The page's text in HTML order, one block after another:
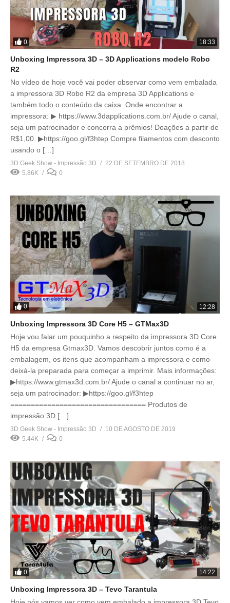
0 18:33
Unboxing Impressora 3D – 3D Applications modelo Robo
R2
No vídeo de hoje você vai poder observar como vem embalada
a impressora 3D Robo R2 da empresa 3D Applications e
também todo o conteúdo da caixa. Onde encontrar a
impressora: ▶ https://www.3dapplications.com.br/ Ajude o canal,
seja um patrocinador e concorra a prêmios! Doações a partir de
R$1,00. ▶https://goo.gl/f3htep Compre filamentos com desconto
usando o […]
3D Geek Show - Impressão 3D
22 DE SETEMBRO DE 2018
5.86K
0
0 12:28
Unboxing Impressora 3D Core H5 – GTMax3D
Hoje vou falar um pouquinho a respeito da impressora 3D Core
H5 da empresa Gtmax3D. Vamos descobrir juntos como é a
embalagem, os itens que acompanham a impressora e como
deixá-la preparada para começar a imprimir. Mais informações:
▶https://www.gtmax3d.com.br/ Ajude o canal a continuar no ar,
seja um patrocinador: ▶https://goo.gl/f3htep
================================= Produtos de
impressão 3D […]
3D Geek Show - Impressão 3D
10 DE AGOSTO DE 2019
5.44K
0
0 14:22
Unboxing Impressora 3D – Tevo Tarantula